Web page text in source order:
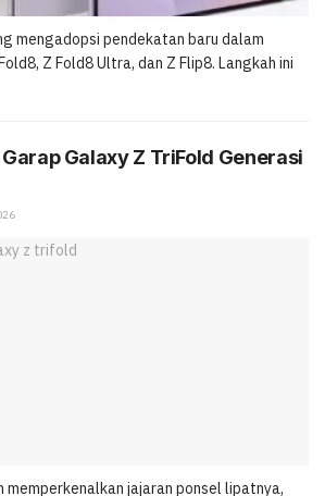
mengadopsi pendekatan baru dalam
Z Fold8 Ultra, dan Z Flip8. Langkah ini
Galaxy Z TriFold Generasi
jajaran ponsel lipatnya,